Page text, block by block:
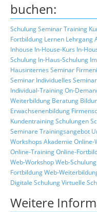
buchen:
SchulungSeminarTraining
Fortbildung Lernen Lehrgang
Inhouse In-House-Kurs In-
Schulung In-Haus-Schulung
Hausinternes Seminar
Seminar Individuelles Seminar
Individual-TrainingOn-
Weiterbildung Beratung
Erwachsenenbildung
KundentrainingSchulungen
Seminare Trainingsangebot
Workshops Akademie Online-
Online-TrainingOnline-
Web-WorkshopWeb-Schulung
FortbildungWeb-
Digitale SchulungVirtuelle
Weitere